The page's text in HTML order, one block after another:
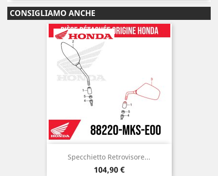
CONSIGLIAMO ANCHE
Specchietto Retrovisore...
Prezzo
104,90 €